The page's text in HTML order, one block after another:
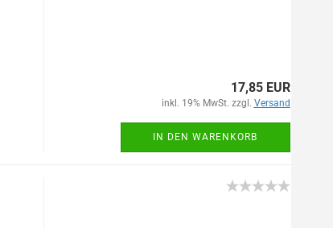
17,85 EUR
inkl. 19% MwSt. zzgl. Versand
IN DEN WARENKORB